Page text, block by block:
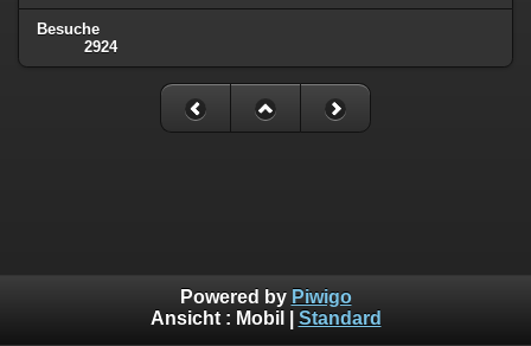
Besuche
2924
Powered by Piwigo
Ansicht : Mobil Standard